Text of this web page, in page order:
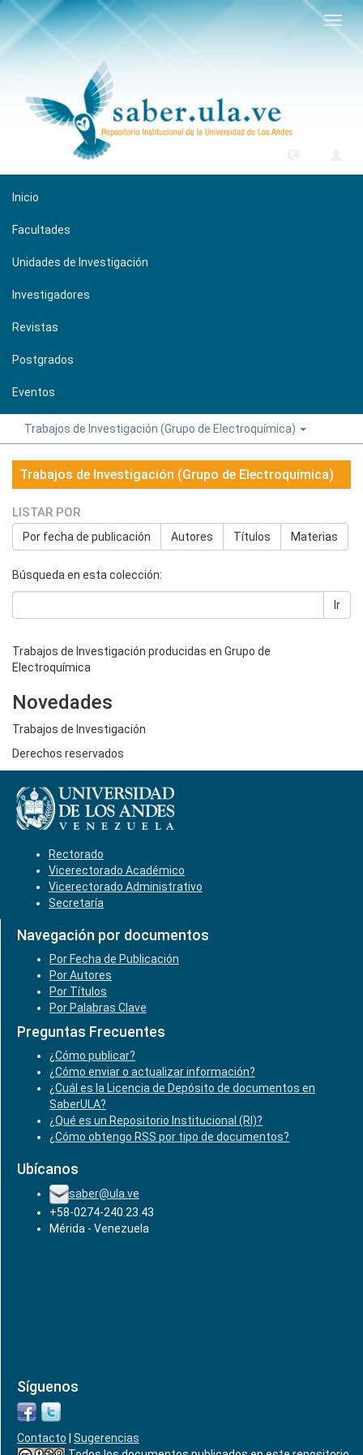
Inicio
Facultades
Unidades de Investigación
Investigadores
Revistas
Postgrados
Eventos
Trabajos de Investigación (Grupo de Electroquímica)
Trabajos de Investigación (Grupo de Electroquímica)
LISTAR POR
Por fecha de publicación Autores Títulos Materias
Búsqueda en esta colección:
Ir
Trabajos de Investigación producidas en Grupo de
Electroquímica
Novedades
Trabajos de Investigación
Derechos reservados
Rectorado
Vicerectorado Académico
Vicerectorado Administrativo
Secretaría
Navegación por documentos
Por Fecha de Publicación
Por Autores
Por Títulos
Por Palabras Clave
Preguntas Frecuentes
¿Cómo publicar?
¿Cómo enviar o actualizar información?
¿Cuál es la Licencia de Depósito de documentos en
SaberULA?
¿Qué es un Repositorio Institucional (RI)?
¿Cómo obtengo RSS por tipo de documentos?
Ubícanos
saber@ula.ve
+58-0274-240.23.43
Mérida - Venezuela
Síguenos
Contacto
Sugerencias